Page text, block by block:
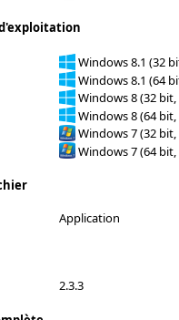
Windows 8.1 (32
Windows 8.1 (64
Windows 8 (32 bit,
Windows 8 (64 bit,
Windows 7 (32 bit,
Windows 7 (64 bit,
Application
2.3.3